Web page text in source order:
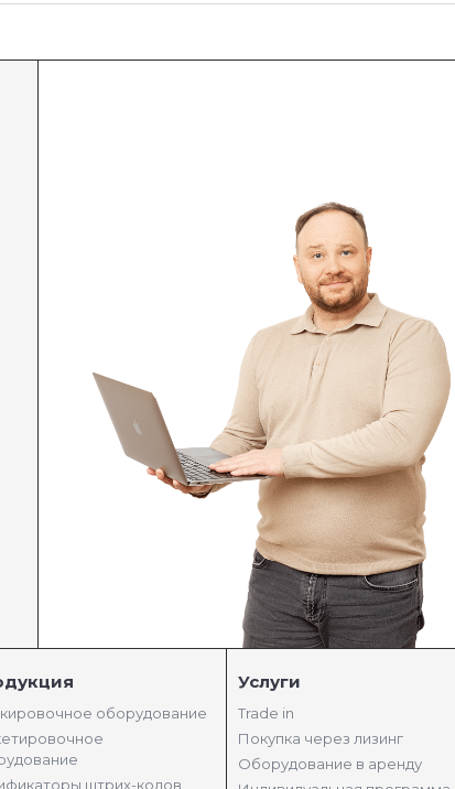
оборудование
штрих-кодов
Услуги
Trade in
Покупка через лизинг
Оборудование в аренду